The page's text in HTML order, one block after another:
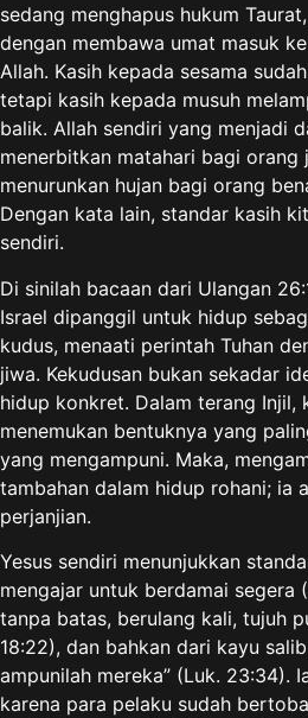
sedang menghapus hukum
dengan membawa umat masuk
Allah. Kasih kepada sesama
tetapi kasih kepada musuh
balik. Allah sendiri yang menjadi
menerbitkan matahari bagi orang
menurunkan hujan bagi orang
Dengan kata lain, standar kasih
sendiri.
Di sinilah bacaan dari Ulangan
Israel dipanggil untuk hidup
kudus, menaati perintah Tuhan
jiwa. Kekudusan bukan sekadar
hidup konkret. Dalam terang Injil,
menemukan bentuknya yang
yang mengampuni. Maka,
tambahan dalam hidup rohani; ia
perjanjian.
Yesus sendiri menunjukkan
mengajar untuk berdamai segera
tanpa batas, berulang kali, tujuh
18:22), dan bahkan dari kayu
ampunilah mereka” (Luk. 23:34).
karena para pelaku sudah